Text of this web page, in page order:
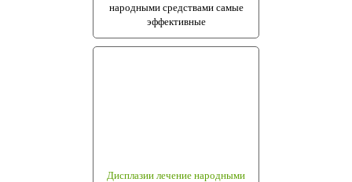
народными средствами самые
эффективные
Дисплазии лечение народными